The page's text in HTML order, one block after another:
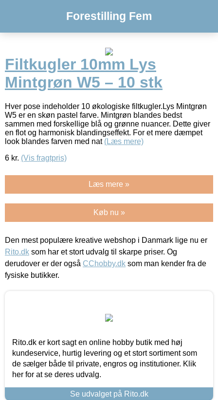
Forestilling Fem
Filtkugler 10mm Lys
Mintgrøn W5 – 10 stk
Hver pose indeholder 10 økologiske filtkugler.Lys Mintgrøn
W5 er en skøn pastel farve. Mintgrøn blandes bedst
sammen med forskellige blå og grønne nuancer. Dette giver
en flot og harmonisk blandingseffekt. For et mere dæmpet
look blandes farven med nat (Læs mere)
6 kr. (Vis fragtpris)
Læs mere »
Køb nu »
Den mest populære kreative webshop i Danmark lige nu er
Rito.dk som har et stort udvalg til skarpe priser. Og
derudover er der også CChobby.dk som man kender fra de
fysiske butikker.
Rito.dk er kort sagt en online hobby butik med høj
kundeservice, hurtig levering og et stort sortiment som
de sælger både til private, engros og institutioner. Klik
her for at se deres udvalg.
Se udvalget på Rito.dk